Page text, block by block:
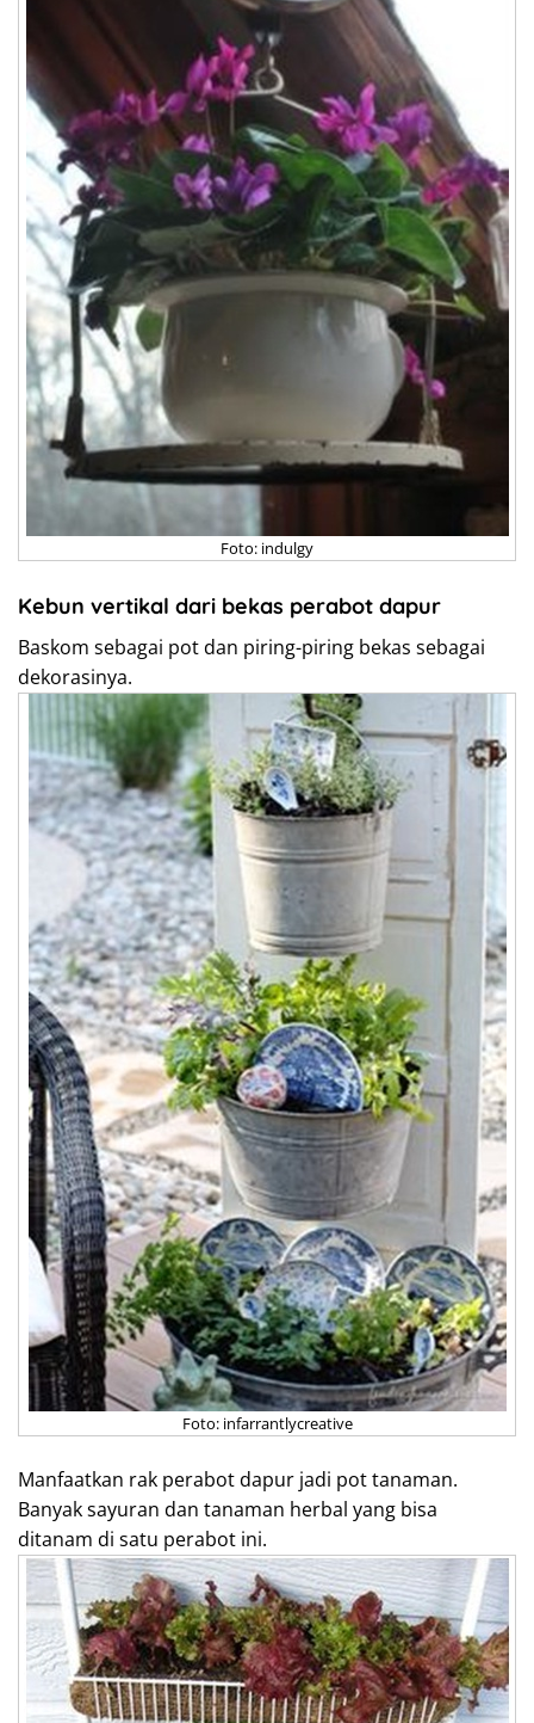
Foto: indulgy
Kebun vertikal dari bekas perabot dapur
Baskom sebagai pot dan piring-piring bekas sebagai
dekorasinya.
Foto: infarrantlycreative
Manfaatkan rak perabot dapur jadi pot tanaman.
Banyak sayuran dan tanaman herbal yang bisa
ditanam di satu perabot ini.